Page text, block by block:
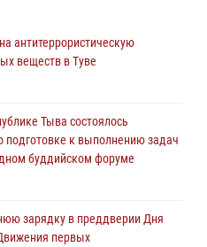
отдыха детей в детских
приняли участие в акции
отработали экипажи
года
антитеррористическую
веществ в Туве
Тыва состоялось
подготовке к выполнению задач
буддийском форуме
зарядку в преддверии Дня
первых